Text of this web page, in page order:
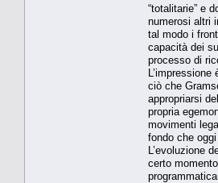
“totalitarie” e
numerosi altri
tal modo i
capacità dei
processo di
ciò che
appropriarsi
propria
movimenti
fondo che
L’evoluzione
certo